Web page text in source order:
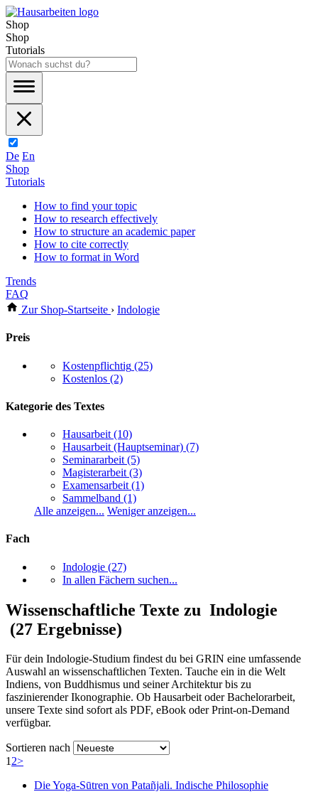
Shop
Shop
Tutorials
De En
Shop
Tutorials
How to find your topic
How to research effectively
How to structure an academic paper
How to cite correctly
How to format in Word
Trends
FAQ
Zur Shop-Startseite › Indologie
Preis
Kostenpflichtig (25)
Kostenlos (2)
Kategorie des Textes
Hausarbeit (10)
Hausarbeit (Hauptseminar) (7)
Seminararbeit (5)
Magisterarbeit (3)
Examensarbeit (1)
Sammelband (1)
Alle anzeigen... Weniger anzeigen...
Fach
Indologie (27)
In allen Fächern suchen...
Wissenschaftliche Texte zu Indologie
(27 Ergebnisse)
Für dein Indologie-Studium findest du bei GRIN eine umfassende
Auswahl an wissenschaftlichen Texten. Tauche ein in die Welt
Indiens, von Buddhismus und seiner Architektur bis zu
faszinierender Ikonographie. Ob Hausarbeit oder Bachelorarbeit,
unsere Texte sind sofort als PDF, eBook oder Print-on-Demand
verfügbar.
Sortieren nach
12>
Die Yoga-Sūtren von Patañjali. Indische Philosophie